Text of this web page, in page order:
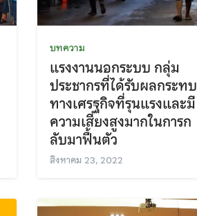
บทความ
แรงงานนอกระบบ กลุ่ม
ประชากรที่ได้รับผลกระทบ
ทางเศรฐกิจที่รุนแรงและมี
ความเสี่ยงสูงมากในการก
ลับมาฟื้นตัว
สิงหาคม 23, 2022